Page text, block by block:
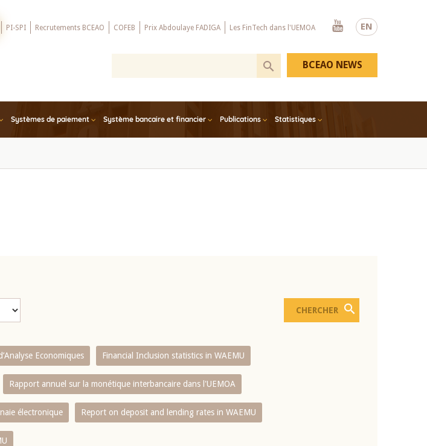
EN
PI-SPI Recrutements BCEAO COFEB Prix Abdoulaye FADIGA Les FinTech dans l'UEMOA
Youtube
Systèmes de paiement Système bancaire et financier Publications Statistiques
BCEAO NEWS
Economiques Financial Inclusion statistics in WAEMU
Rapport annuel sur la monétique interbancaire dans l'UEMOA
électronique Report on deposit and lending rates in WAEMU